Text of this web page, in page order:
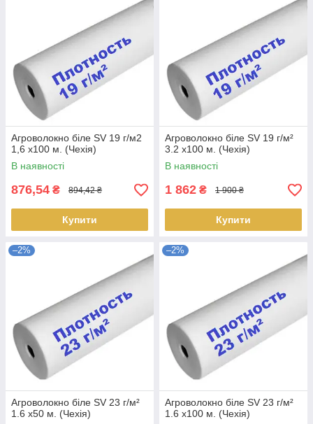
Агроволокно біле SV 19 г/м2
1,6 х100 м. (Чехія)
В наявності
876,54 ₴ 894,42 ₴
Купити
Агроволокно біле SV 19 г/м²
3.2 х100 м. (Чехія)
В наявності
1 862 ₴ 1 900 ₴
Купити
–2%
Агроволокно біле SV 23 г/м²
1.6 х50 м. (Чехія)
–2%
Агроволокно біле SV 23 г/м²
1.6 х100 м. (Чехія)